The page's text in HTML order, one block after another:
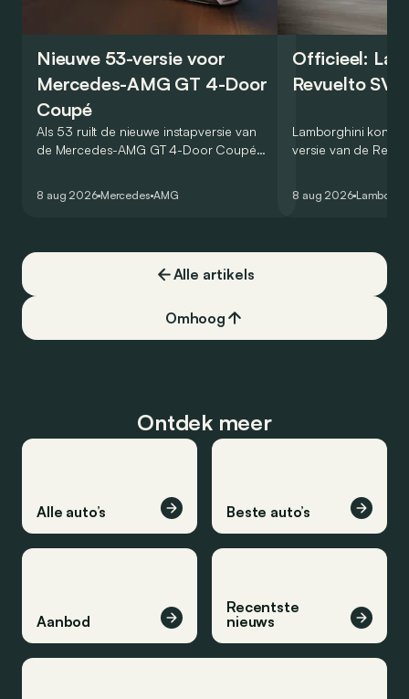
Nieuwe 53-versie voor
Mercedes-AMG GT 4-Door
Coupé
Als 53 ruilt de nieuwe instapversie van
de Mercedes-AMG GT 4-Door Coupé
8 aug 2026 Mercedes AMG
Officieel:
Revuelto SV
Lamborghini
versie van de
een record voor
8 aug 2026
Alle artikels
Omhoog
Ontdek meer
Alle auto’s Beste auto’s
Aanbod
Recentste
nieuws